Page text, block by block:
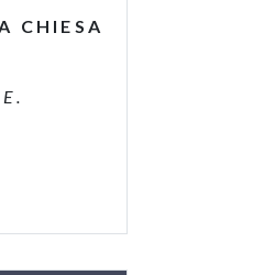
CHIESA